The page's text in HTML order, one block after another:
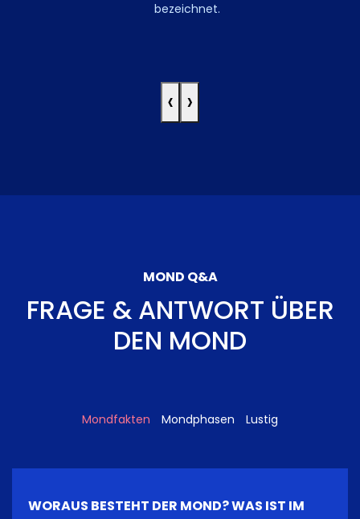
bezeichnet.
‹ ›
MOND Q&A
FRAGE & ANTWORT ÜBER
DEN MOND
Mondfakten Mondphasen Lustig
WORAUS BESTEHT DER MOND? WAS IST IM